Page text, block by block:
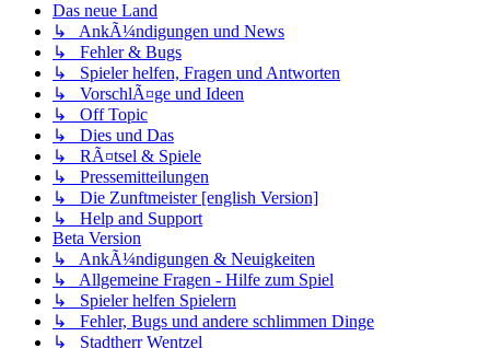
Das neue Land
↳ AnkÃ¼ndigungen und News
↳ Fehler & Bugs
↳ Spieler helfen, Fragen und Antworten
↳ VorschlÃ¤ge und Ideen
↳ Off Topic
↳ Dies und Das
↳ RÃ¤tsel & Spiele
↳ Pressemitteilungen
↳ Die Zunftmeister [english Version]
↳ Help and Support
Beta Version
↳ AnkÃ¼ndigungen & Neuigkeiten
↳ Allgemeine Fragen - Hilfe zum Spiel
↳ Spieler helfen Spielern
↳ Fehler, Bugs und andere schlimmen Dinge
↳ Stadtherr Wentzel